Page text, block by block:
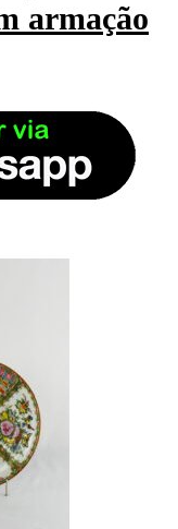
armação